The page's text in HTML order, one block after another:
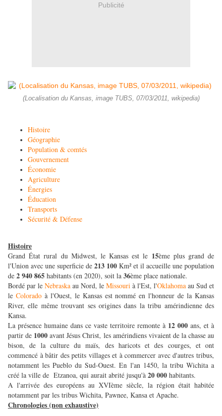
Publicité
(Localisation du Kansas, image TUBS, 07/03/2011, wikipedia)
Histoire
Géographie
Population & comtés
Gouvernement
Économie
Agriculture
Énergies
Éducation
Transports
Sécurité & Défense
Histoire
Grand État rural du Midwest, le Kansas est le 15ème plus grand de
l'Union avec une superficie de 213 100 Km² et il accueille une population
de 2 940 865 habitants (en 2020), soit la 36ème place nationale.
Bordé par le Nebraska au Nord, le Missouri à l'Est, l'Oklahoma au Sud et
le Coloradoà l'Ouest, le Kansas est nommé en l'honneur de la Kansas
River, elle même trouvant ses origines dans la tribu amérindienne des
Kansa.
La présence humaine dans ce vaste territoire remonte à 12 000 ans, et à
partir de 1000avant Jésus Christ, les amérindiens vivaient de la chasse au
bison, de la culture du maïs, des haricots et des courges, et ont
commencé à bâtir des petits villages et à commercer avec d'autres tribus,
notamment les Pueblo du Sud-Ouest. En l'an 1450, la tribu Wichita a
créé la ville de Etzanoa, qui aurait abrité jusqu'à 20 000 habitants.
A l'arrivée des européens au XVIème siècle, la région était habitée
notamment par les tribus Wichita, Pawnee, Kansa et Apache.
Chronologies (non exhaustive)